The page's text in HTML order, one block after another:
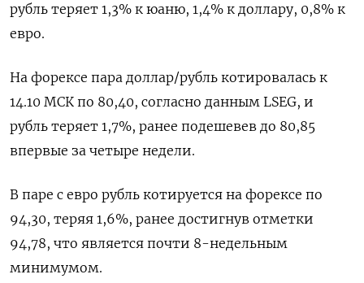
рубль теряет 1,3% к юаню, 1,4% к доллару, 0,8% к
евро.
На форексе пара доллар/рубль котировалась к
14.10 МСК по 80,40, согласно данным LSEG, и
рубль теряет 1,7%, ранее подешевев до 80,85
впервые за четыре недели.
В паре с евро рубль котируется на форексе по
94,30, теряя 1,6%, ранее достигнув отметки
94,78, что является почти 8-недельным
минимумом.